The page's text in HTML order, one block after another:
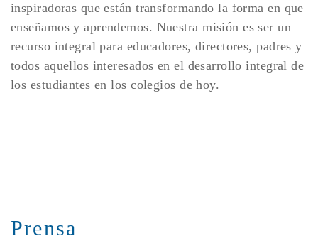
inspiradoras que están transformando la forma en que
enseñamos y aprendemos. Nuestra misión es ser un
recurso integral para educadores, directores, padres y
todos aquellos interesados en el desarrollo integral de
los estudiantes en los colegios de hoy.
Prensa